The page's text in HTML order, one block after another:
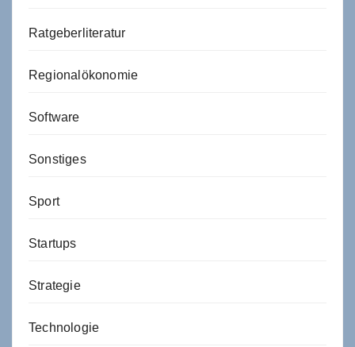
Ratgeberliteratur
Regionalökonomie
Software
Sonstiges
Sport
Startups
Strategie
Technologie